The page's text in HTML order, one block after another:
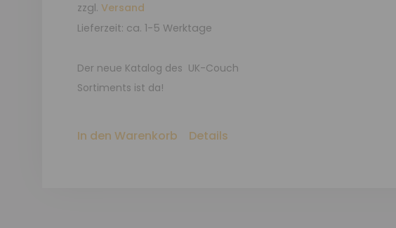
zzgl. Versand
Lieferzeit: ca. 1-5 Werktage
Der neue Katalog des UK-Couch
Sortiments ist da!
In den Warenkorb Details